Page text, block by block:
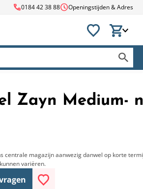
call0184 42 38 88scheduleOpeningstijden & Adres
Zayn Medium-
centrale magazijn aanwezig danwel op korte
variëren.